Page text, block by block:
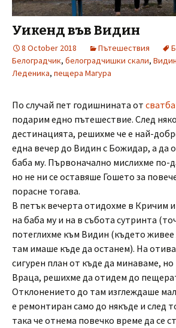
Уикенд във Видин
8 October 2018 Пътешествия
Белоградчик, белоградчишки скали, Видин
Леденика, пещера Магура
По случай пет годишнината от
подарим едно пътешествие. След
дестинацията, решихме че е най-
една вечер до Видин с Божидар, а да
баба му. Първоначално мислихме по-
но не ни се оставяше Гошето за
порасне тогава.
В петък вечерта отидохме в Кричим
на баба му и на в събота сутринта
потеглихме към Видин (където живее
там имаше къде да останем). На
сигурен план от къде да минаваме,
Враца, решихме да отидем до
Отклонението до там изглеждаше
е ремонтиран само до някъде и след
така че отнема повечко време да се